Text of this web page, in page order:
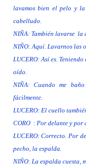
lavamos bien el pelo y
cabelludo.
NIÑA: También lavarse la
NIÑO: Aquí. Lavarnos las
LUCERO: Así es.
oído.
NIÑA: Cuando me
fácilmente.
LUCERO: El cuello
CORO : Por delante y por
LUCERO: Correcto. Por
pecho, la espalda.
NIÑO: La espalda cuesta,